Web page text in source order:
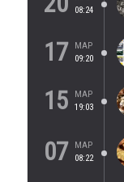
08:24
17
МАР
09:20
15
МАР
19:03
07
МАР
08:22